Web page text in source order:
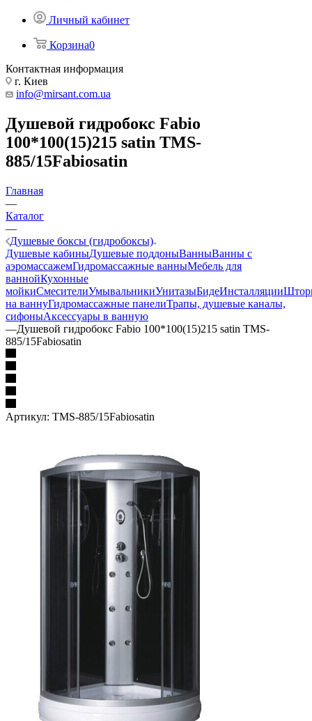
Личный кабинет
Корзина0
Контактная информация
г. Киев
info@mirsant.com.ua
Душевой гидробокс Fabio
100*100(15)215 satin TMS-
885/15Fabiosatin
Главная
—
Каталог
—
Душевые боксы (гидробоксы)
Душевые кабиныДушевые поддоныВанныВанны с
аэромассажемГидромассажные ванныМебель для
ваннойКухонные
мойкиСмесителиУмывальникиУнитазыБидеИнсталляции
на ваннуГидромассажные панелиТрапы, душевые каналы,
сифоныАксессуары в ванную
—Душевой гидробокс Fabio 100*100(15)215 satin TMS-
885/15Fabiosatin
Артикул: TMS-885/15Fabiosatin